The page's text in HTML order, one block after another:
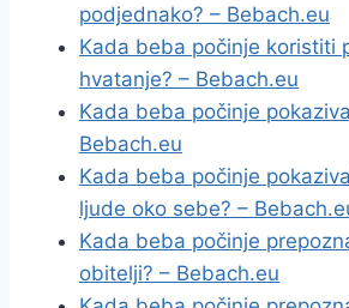
podjednako? – Bebach.eu
Kada beba počinje koristiti
hvatanje? – Bebach.eu
Kada beba počinje
Bebach.eu
Kada beba počinje
ljude oko sebe? –
Kada beba počinje
obitelji? – Bebach.eu